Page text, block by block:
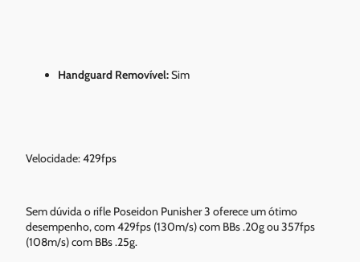
Handguard Removível:Sim
Velocidade: 429fps
Sem dúvida o rifle Poseidon Punisher 3 oferece um ótimo
desempenho, com 429fps (130m/s) com BBs .20g ou 357fps
(108m/s) com BBs .25g.